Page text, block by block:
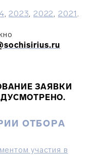
,2023,2022, 2021.
ЗАЯВКИ
ОТБОРА
участия в